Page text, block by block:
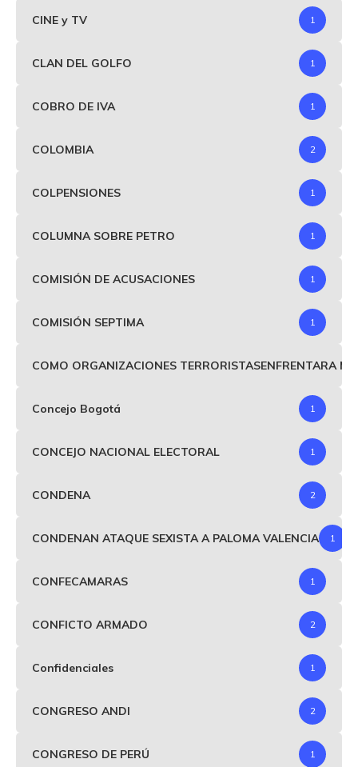
CINE y TV 1
CLAN DEL GOLFO 1
COBRO DE IVA 1
COLOMBIA 2
COLPENSIONES 1
COLUMNA SOBRE PETRO 1
COMISIÓN DE ACUSACIONES 1
COMISIÓN SEPTIMA 1
COMO ORGANIZACIONES TERRORISTASENFRENTARA
Concejo Bogotá 1
CONCEJO NACIONAL ELECTORAL 1
CONDENA 2
CONDENAN ATAQUE SEXISTA A PALOMA VALENCIA 1
CONFECAMARAS 1
CONFICTO ARMADO 2
Confidenciales 1
CONGRESO ANDI 2
CONGRESO DE PERÚ 1